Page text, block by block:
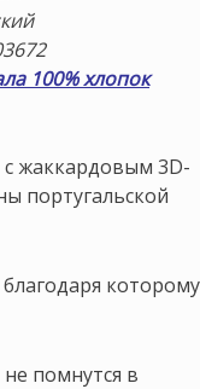
100% хлопок
жаккардовым 3D-
португальской
которому
помнутся в